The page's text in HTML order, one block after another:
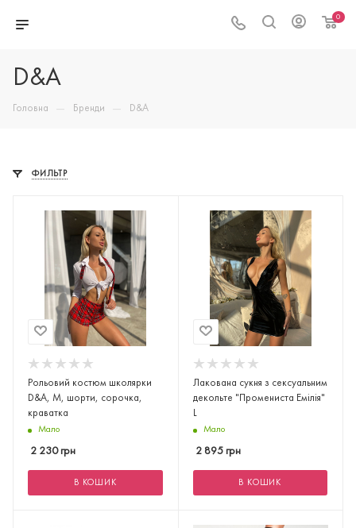
0
D&A
Головна — Бренди — D&A
ФИЛЬТР
Рольовий костюм школярки
D&A, M, шорти, сорочка,
краватка
Мало
2 230грн
В КОШИК
Лакована сукня з сексуальним
декольте "Промениста Емілія"
L
Мало
2 895грн
В КОШИК